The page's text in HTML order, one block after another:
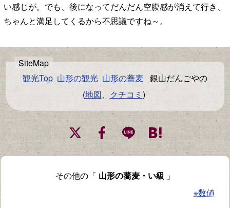
い感じが。でも、後になってだんだん空腹感が消えて行き、
ちゃんと満足してくるから不思議ですね～。
観光Top 山形の観光 山形の蕎麦 銀山だんごやの
(地図、 クチコミ )
その他の「 山形の蕎麦・い級 」
※数値